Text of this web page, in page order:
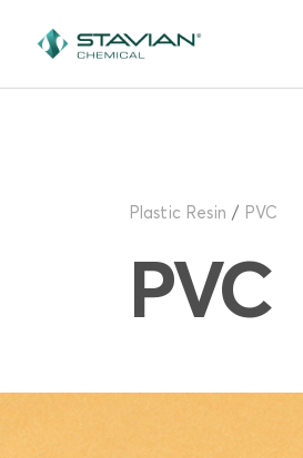
Plastic Resin PVC
PVC